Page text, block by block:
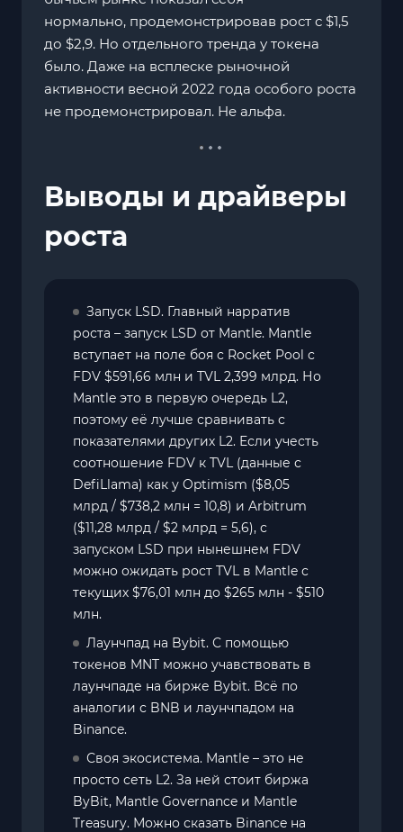
нормально, продемонстрировав рост с $1,5
до $2,9. Но отдельного тренда у токена
было. Даже на всплеске рыночной
активности весной 2022 года особого роста
не продемонстрировал. Не альфа.
Выводы и драйверы
роста
Запуск LSD. Главный нарратив
роста – запуск LSD от Mantle. Mantle
вступает на поле боя с Rocket Pool с
FDV $591,66 млн и TVL 2,399 млрд. Но
Mantle это в первую очередь L2,
поэтому её лучше сравнивать с
показателями других L2. Если учесть
соотношение FDV к TVL (данные с
DefiLlama) как у Optimism ($8,05
млрд / $738,2 млн = 10,8) и Arbitrum
($11,28 млрд / $2 млрд = 5,6), с
запуском LSD при нынешнем FDV
можно ожидать рост TVL в Mantle с
текущих $76,01 млн до $265 млн - $510
млн.
Лаунчпад на Bybit. С помощью
токенов MNT можно учавствовать в
лаунчпаде на бирже Bybit. Всё по
аналогии с BNB и лаунчпадом на
Binance.
Своя экосистема. Mantle – это не
просто сеть L2. За ней стоит биржа
ByBit, Mantle Governance и Mantle
Treasury. Можно сказать Binance на